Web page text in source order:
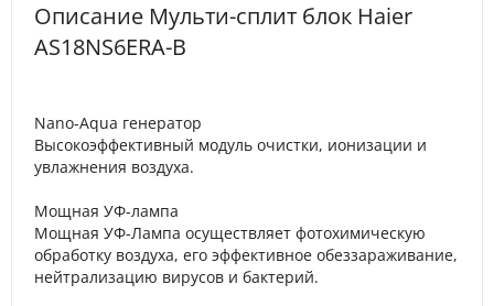
Описание Мульти-сплит блок Haier
AS18NS6ERA-B
Nano-Aqua генератор
Высокоэффективный модуль очистки, ионизации и
увлажнения воздуха.
Мощная УФ-лампа
Мощная УФ-Лампа осуществляет фотохимическую
обработку воздуха, его эффективное обеззараживание,
нейтрализацию вирусов и бактерий.